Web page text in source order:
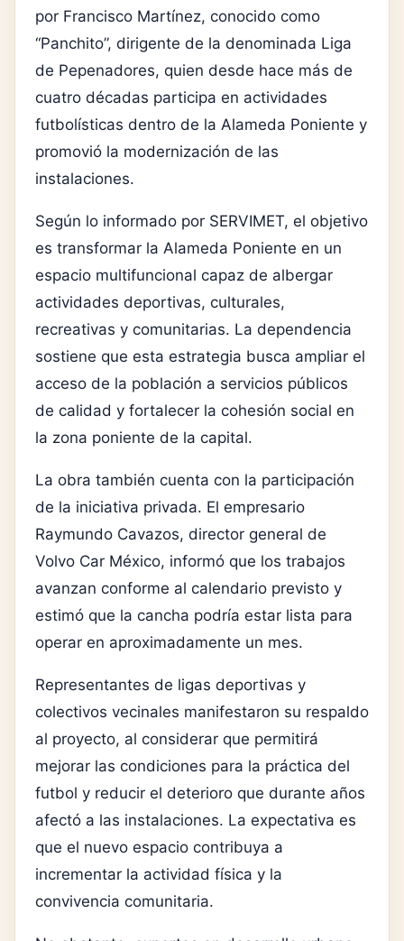
por Francisco Martínez, conocido como
“Panchito”, dirigente de la denominada Liga
de Pepenadores, quien desde hace más de
cuatro décadas participa en actividades
futbolísticas dentro de la Alameda Poniente y
promovió la modernización de las
instalaciones.
Según lo informado por SERVIMET, el objetivo
es transformar la Alameda Poniente en un
espacio multifuncional capaz de albergar
actividades deportivas, culturales,
recreativas y comunitarias. La dependencia
sostiene que esta estrategia busca ampliar el
acceso de la población a servicios públicos
de calidad y fortalecer la cohesión social en
la zona poniente de la capital.
La obra también cuenta con la participación
de la iniciativa privada. El empresario
Raymundo Cavazos, director general de
Volvo Car México, informó que los trabajos
avanzan conforme al calendario previsto y
estimó que la cancha podría estar lista para
operar en aproximadamente un mes.
Representantes de ligas deportivas y
colectivos vecinales manifestaron su respaldo
al proyecto, al considerar que permitirá
mejorar las condiciones para la práctica del
futbol y reducir el deterioro que durante años
afectó a las instalaciones. La expectativa es
que el nuevo espacio contribuya a
incrementar la actividad física y la
convivencia comunitaria.